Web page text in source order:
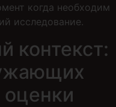
когда необходим
исследование.
контекст: